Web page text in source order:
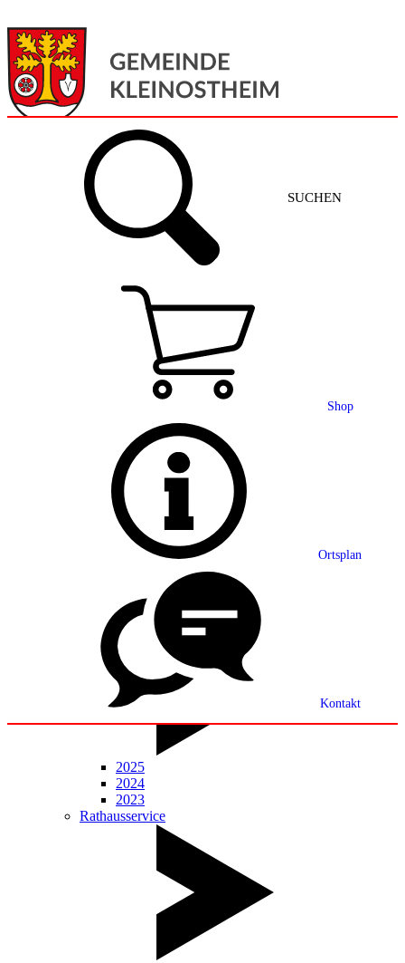
SUCHEN
Shop
Ortsplan
Kontakt
Gemeinde + Service
Grußwort
Ortsplan
Partnerschaft
Statistik
Mitteilungsblatt
2025
2024
2023
Rathausservice